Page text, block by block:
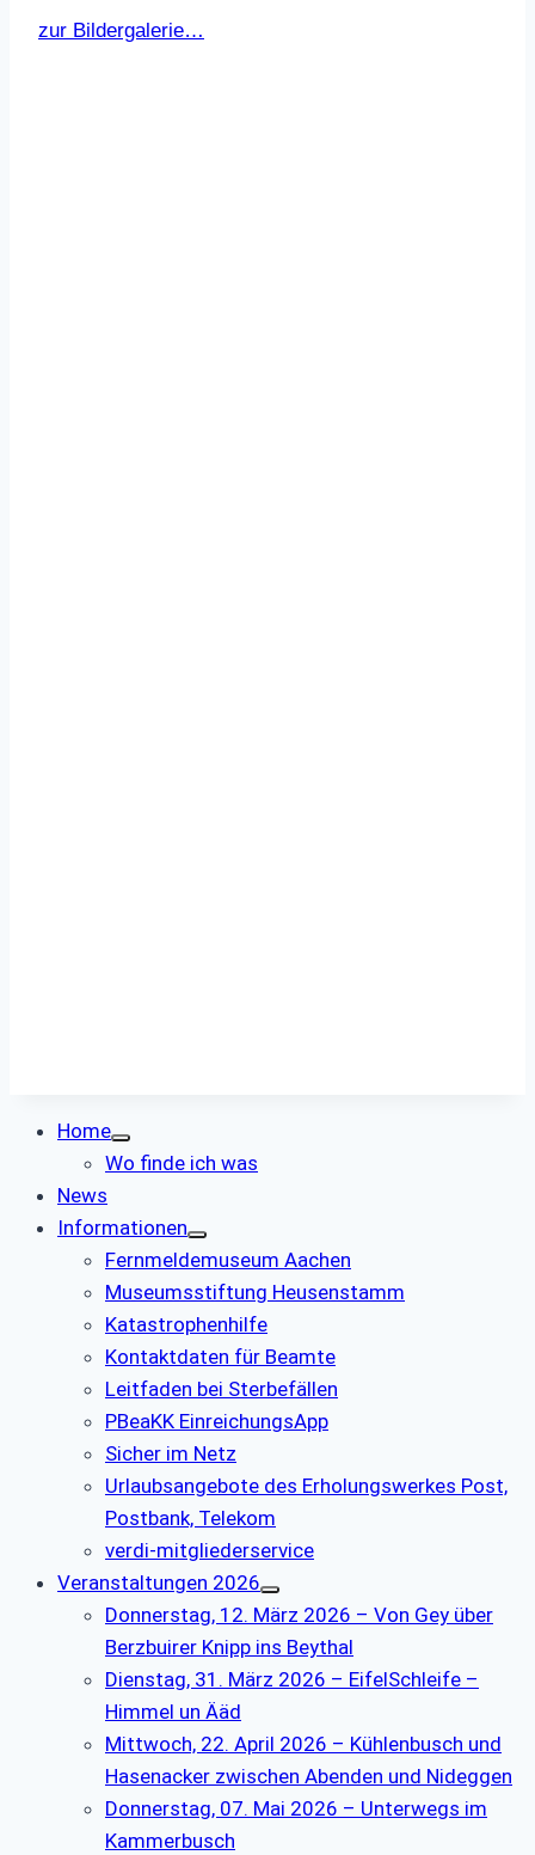
zur Bildergalerie…
Home
Wo finde ich was
News
Informationen
Fernmeldemuseum Aachen
Museumsstiftung Heusenstamm
Katastrophenhilfe
Kontaktdaten für Beamte
Leitfaden bei Sterbefällen
PBeaKK EinreichungsApp
Sicher im Netz
Urlaubsangebote des Erholungswerkes Post,
Postbank, Telekom
verdi-mitgliederservice
Veranstaltungen 2026
Donnerstag, 12. März 2026 – Von Gey über
Berzbuirer Knipp ins Beythal
Dienstag, 31. März 2026 – EifelSchleife –
Himmel un Ääd
Mittwoch, 22. April 2026 – Kühlenbusch und
Hasenacker zwischen Abenden und Nideggen
Donnerstag, 07. Mai 2026 – Unterwegs im
Kammerbusch